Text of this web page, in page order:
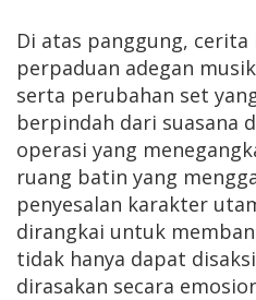
Di atas panggung,
perpaduan adegan
serta perubahan set
berpindah dari suasana
operasi yang
ruang batin yang
penyesalan karakter
dirangkai untuk
tidak hanya dapat
dirasakan secara